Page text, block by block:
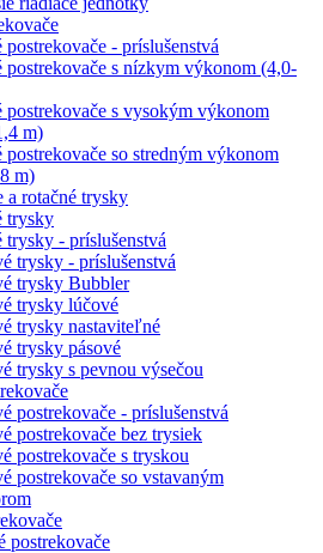
postrekovače - príslušenstvá
postrekovače s nízkym výkonom (4,0-
postrekovače s vysokým výkonom
m)
postrekovače so stredným výkonom
m)
a rotačné trysky
trysky
trysky - príslušenstvá
trysky - príslušenstvá
trysky Bubbler
trysky lúčové
trysky nastaviteľné
trysky pásové
trysky s pevnou výsečou
postrekovače - príslušenstvá
postrekovače bez trysiek
postrekovače s tryskou
postrekovače so vstavaným
postrekovače